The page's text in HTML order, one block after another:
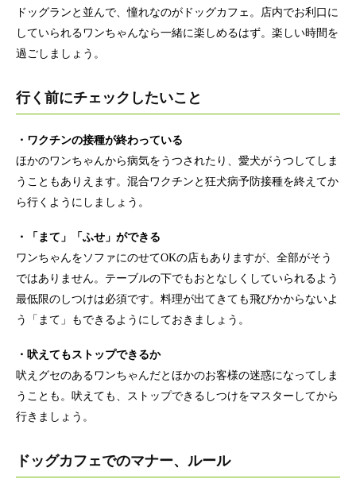
ドッグランと並んで、憧れなのがドッグカフェ。店内でお利口に
していられるワンちゃんなら一緒に楽しめるはず。楽しい時間を
過ごしましょう。
行く前にチェックしたいこと
・ワクチンの接種が終わっている
ほかのワンちゃんから病気をうつされたり、愛犬がうつしてしま
うこともありえます。混合ワクチンと狂犬病予防接種を終えてか
ら行くようにしましょう。
・「まて」「ふせ」ができる
ワンちゃんをソファにのせてOKの店もありますが、全部がそう
ではありません。テーブルの下でもおとなしくしていられるよう
最低限のしつけは必須です。料理が出てきても飛びかからないよ
う「まて」もできるようにしておきましょう。
・吠えてもストップできるか
吠えグセのあるワンちゃんだとほかのお客様の迷惑になってしま
うことも。吠えても、ストップできるしつけをマスターしてから
行きましょう。
ドッグカフェでのマナー、ルール